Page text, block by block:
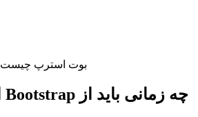
بوت استرپ چیست
چه زمانی باید از Bootstrap